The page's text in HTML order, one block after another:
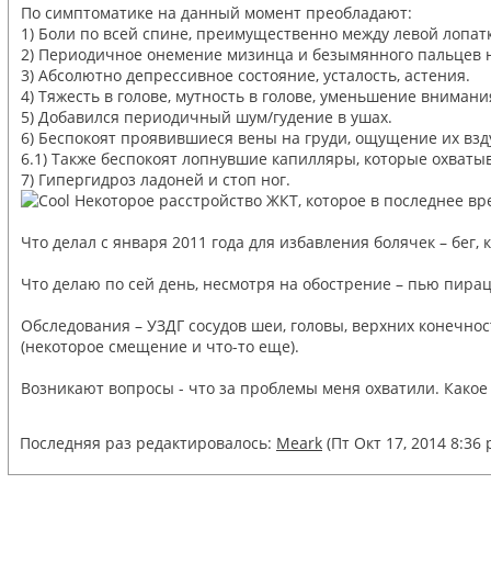
По симптоматике на данный момент преобладают:
1) Боли по всей спине, преимущественно между левой
2) Периодичное онемение мизинца и безымянного пальцев
3) Абсолютно депрессивное состояние, усталость, астения.
4) Тяжесть в голове, мутность в голове, уменьшение
5) Добавился периодичный шум/гудение в ушах.
6) Беспокоят проявившиеся вены на груди, ощущение их
6.1) Также беспокоят лопнувшие капилляры, которые
7) Гипергидроз ладоней и стоп ног.
Некоторое расстройство ЖКТ, которое в последнее
Что делал с января 2011 года для избавления болячек –
Что делаю по сей день, несмотря на обострение – пью
Обследования – УЗДГ сосудов шеи, головы, верхних
(некоторое смещение и что-то еще).
Возникают вопросы - что за проблемы меня охватили.
Последняя раз редактировалось: Meark (Пт Окт 17, 2014 8:36